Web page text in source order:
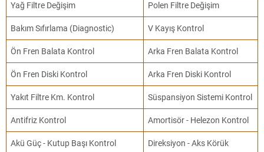
Yağ Filtre Değişim Polen Filtre Değişim
Bakım Sıfırlama (Diagnostic) V Kayış Kontrol
Ön Fren Balata Kontrol Arka Fren Balata Kontrol
Ön Fren Diski Kontrol Arka Fren Diski Kontrol
Yakıt Filtre Km. Kontrol Süspansiyon Sistemi Kontrol
Antifriz Kontrol Amortisör - Helezon Kontrol
Akü Güç - Kutup Başı Kontrol
Direksiyon - Aks Körük